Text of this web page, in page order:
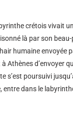
crétois vivait
là par son
humaine envoyée
Athènes d’envoyer
s’est poursuivi
entre dans le